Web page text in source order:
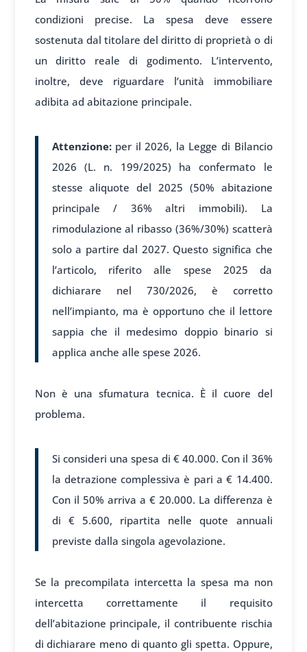
condizioni precise. La spesa deve essere
sostenuta dal titolare del diritto di proprietà o di
un diritto reale di godimento. L’intervento,
inoltre, deve riguardare l’unità immobiliare
adibita ad abitazione principale.
Attenzione:per il 2026, la Legge di Bilancio
2026 (L. n. 199/2025) ha confermato le
stesse aliquote del 2025 (50% abitazione
principale / 36% altri immobili). La
rimodulazione al ribasso (36%/30%) scatterà
solo a partire dal 2027. Questo significa che
l’articolo, riferito alle spese 2025 da
dichiarare nel 730/2026, è corretto
nell’impianto, ma è opportuno che il lettore
sappia che il medesimo doppio binario si
applica anche alle spese 2026.
Non è una sfumatura tecnica. È il cuore del
problema.
Si consideri una spesa di € 40.000. Con il 36%
la detrazione complessiva è pari a € 14.400.
Con il 50% arriva a € 20.000. La differenza è
di € 5.600, ripartita nelle quote annuali
previste dalla singola agevolazione.
Se la precompilata intercetta la spesa ma non
intercetta correttamente il requisito
dell’abitazione principale, il contribuente rischia
di dichiarare meno di quanto gli spetta. Oppure,